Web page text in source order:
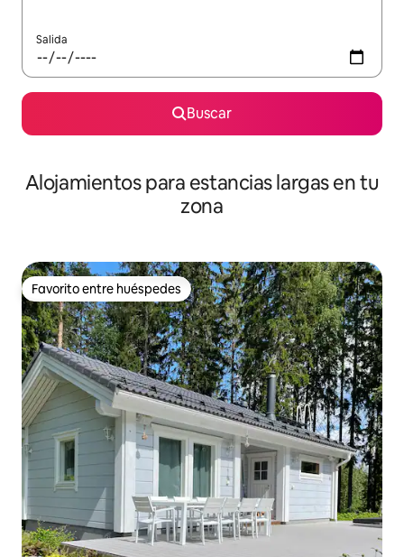
Salida
Buscar
Alojamientos para estancias largas en tu
zona
Favorito entre huéspedes
Favorito entre huéspedes